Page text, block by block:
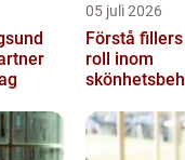
05 juli 2026
Förstå
roll inom